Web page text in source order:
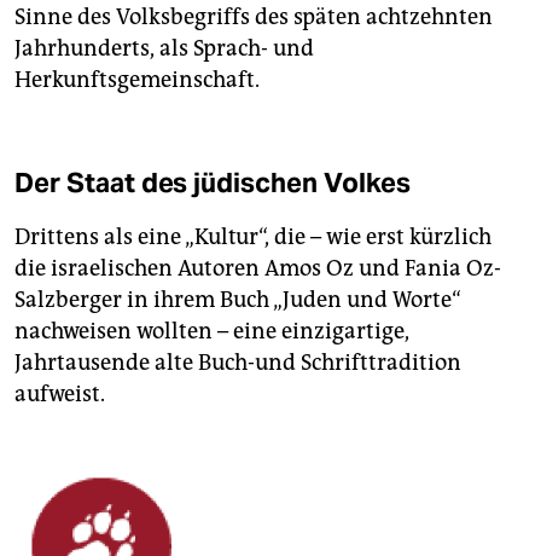
Sinne des Volksbegriffs des späten achtzehnten
Jahrhunderts, als Sprach- und
Herkunftsgemeinschaft.
Der Staat des jüdischen Volkes
Drittens als eine „Kultur“, die – wie erst kürzlich
die israelischen Autoren Amos Oz und Fania Oz-
Salzberger in ihrem Buch „Juden und Worte“
nachweisen wollten – eine einzigartige,
Jahrtausende alte Buch-und Schrifttradition
aufweist.